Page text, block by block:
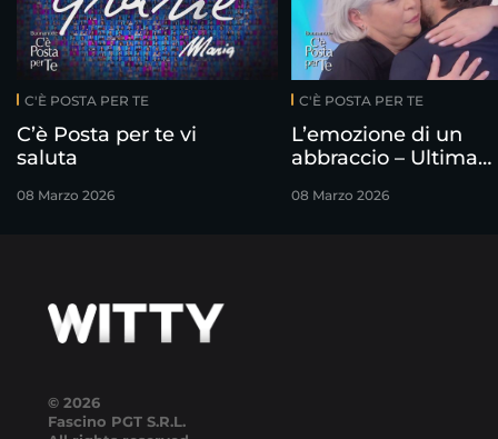
C'È POSTA PER TE
C’è Posta per te vi
saluta
08 Marzo 2026
C'È POSTA PER TE
L’emozione di un
abbraccio – Ultima
08 Marzo 2026
© 2026
Fascino PGT S.R.L.